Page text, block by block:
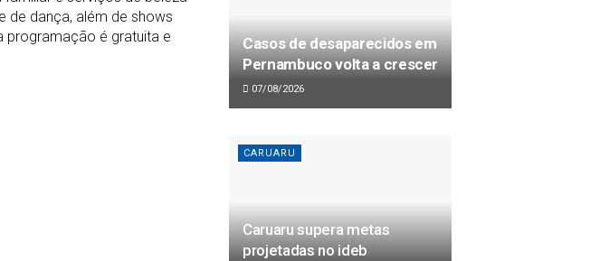
de dança, além de shows
programação é gratuita e
Casos de desaparecidos em
Pernambuco volta a crescer
07/08/2026
CARUARU
Caruaru supera metas
projetadas no ideb